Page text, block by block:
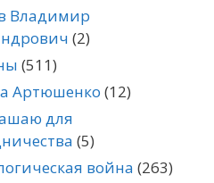
Владимир
(2)
(511)
Артюшенко (12)
для
(5)
война (263)